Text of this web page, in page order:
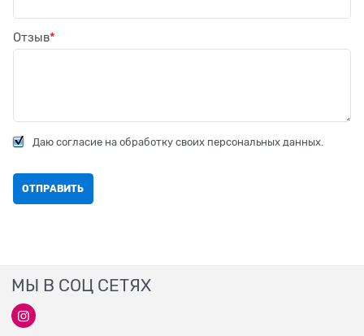
Отзыв
Даю согласие на обработку своих персональных данных.
МЫ В СОЦ СЕТЯХ